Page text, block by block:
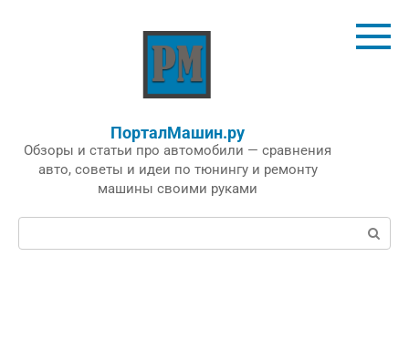
ПорталМашин.ру
Обзоры и статьи про автомобили — сравнения
авто, советы и идеи по тюнингу и ремонту
машины своими руками
Поиск: